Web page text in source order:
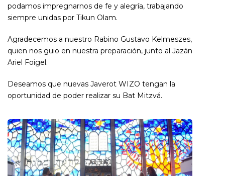
podamos impregnarnos de fe y alegría, trabajando
siempre unidas por Tikun Olam.
Agradecemos a nuestro Rabino Gustavo Kelmeszes,
quien nos guio en nuestra preparación, junto al Jazán
Ariel Foigel.
Deseamos que nuevas Javerot WIZO tengan la
oportunidad de poder realizar su Bat Mitzvá.